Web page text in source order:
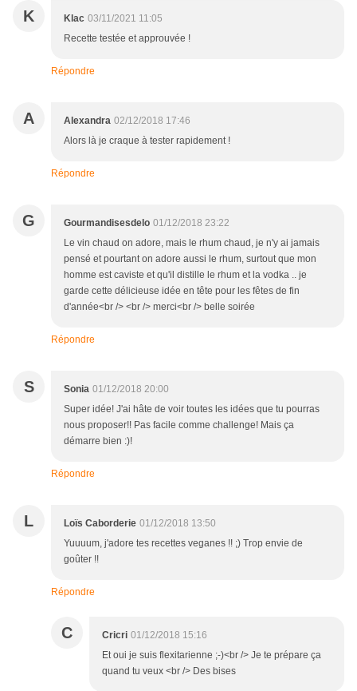
K Klac 03/11/2021 11:05
Recette testée et approuvée !
Répondre
A Alexandra 02/12/2018 17:46
Alors là je craque à tester rapidement !
Répondre
G Gourmandisesdelo 01/12/2018 23:22
Le vin chaud on adore, mais le rhum chaud, je n'y ai jamais
pensé et pourtant on adore aussi le rhum, surtout que mon
homme est caviste et qu'il distille le rhum et la vodka .. je
garde cette délicieuse idée en tête pour les fêtes de fin
d'année<br /> <br /> merci<br /> belle soirée
Répondre
S Sonia 01/12/2018 20:00
Super idée! J'ai hâte de voir toutes les idées que tu pourras
nous proposer!! Pas facile comme challenge! Mais ça
démarre bien :)!
Répondre
L Loïs Caborderie 01/12/2018 13:50
Yuuuum, j'adore tes recettes veganes !! ;) Trop envie de
goûter !!
Répondre
C Cricri 01/12/2018 15:16
Et oui je suis flexitarienne ;-)<br /> Je te prépare ça
quand tu veux <br /> Des bises